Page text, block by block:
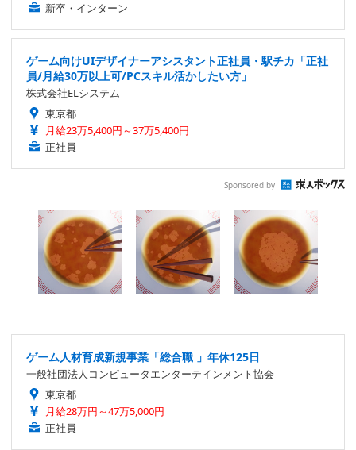
新卒・インターン
ゲーム向けUIデザイナーアシスタント正社員・駅チカ「正社
員/月給30万以上可/PCスキル活かしたい方」
株式会社ELシステム
東京都
月給23万5,400円～37万5,400円
正社員
Sponsored by
ゲーム人材育成新規事業「総合職 」年休125日
一般社団法人コンピュータエンターテインメント協会
東京都
月給28万円～47万5,000円
正社員